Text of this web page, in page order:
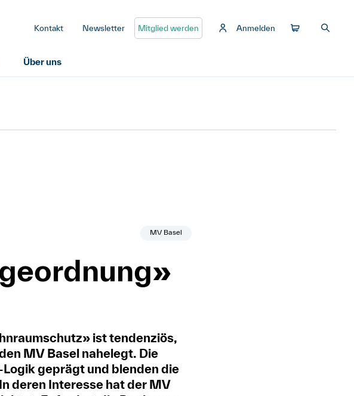
Kontakt Newsletter Mitglied werden Anmelden
Über uns
MV Basel
ist tendenziös,
MV Basel nahelegt. Die
geprägt und blenden die
deren Interesse hat der MV